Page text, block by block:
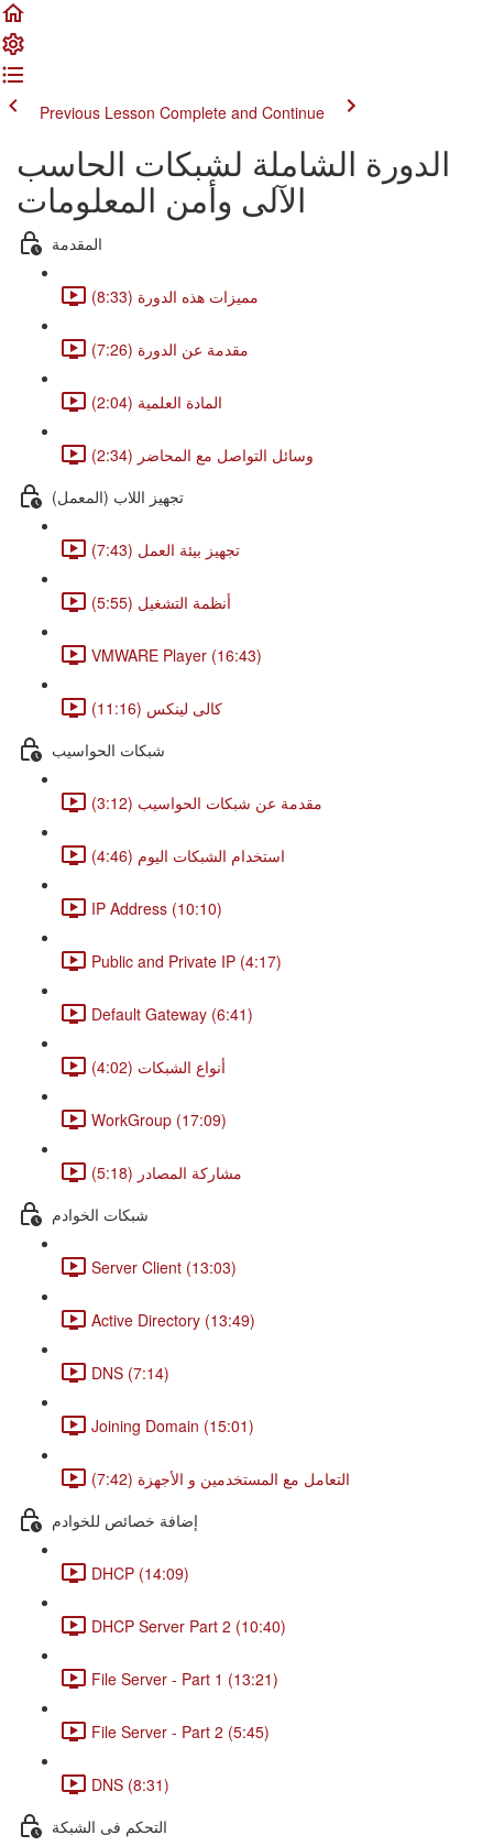
Previous Lesson Complete and Continue
الدورة الشاملة لشبكات الحاسب
الآلى وأمن المعلومات
المقدمة
مميزات هذه الدورة (8:33)
مقدمة عن الدورة (7:26)
المادة العلمية (2:04)
وسائل التواصل مع المحاضر (2:34)
(تجهيز اللاب (المعمل
تجهيز بيئة العمل (7:43)
أنظمة التشغيل (5:55)
VMWARE Player (16:43)
كالى لينكس (11:16)
شبكات الحواسيب
مقدمة عن شبكات الحواسيب (3:12)
استخدام الشبكات اليوم (4:46)
IP Address (10:10)
Public and Private IP (4:17)
Default Gateway (6:41)
أنواع الشبكات (4:02)
WorkGroup (17:09)
مشاركة المصادر (5:18)
شبكات الخوادم
Server Client (13:03)
Active Directory (13:49)
DNS (7:14)
Joining Domain (15:01)
التعامل مع المستخدمين و الأجهزة (7:42)
إضافة خصائص للخوادم
DHCP (14:09)
DHCP Server Part 2 (10:40)
File Server - Part 1 (13:21)
File Server - Part 2 (5:45)
DNS (8:31)
التحكم فى الشبكة